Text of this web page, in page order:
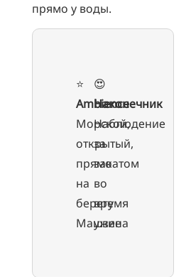
прямо у воды.
⭐️
Ambience
Морской,
открытый,
прямо
на
берегу
Машзее
😍
Наконечник
Наблюдение
за
закатом
во
время
ужина